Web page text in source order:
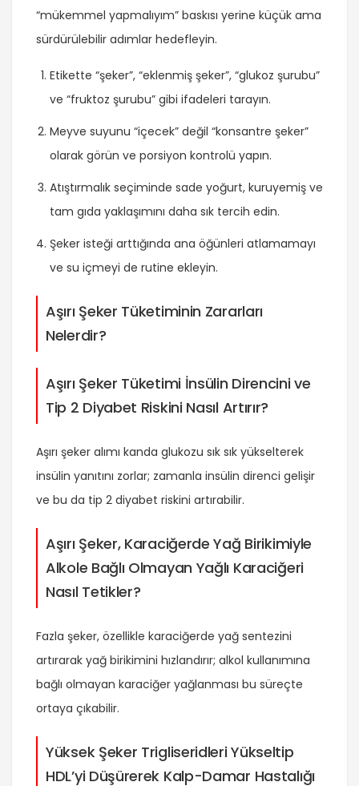
“mükemmel yapmalıyım” baskısı yerine küçük ama
sürdürülebilir adımlar hedefleyin.
Etikette “şeker”, “eklenmiş şeker”, “glukoz şurubu”
ve “fruktoz şurubu” gibi ifadeleri tarayın.
Meyve suyunu “içecek” değil “konsantre şeker”
olarak görün ve porsiyon kontrolü yapın.
Atıştırmalık seçiminde sade yoğurt, kuruyemiş ve
tam gıda yaklaşımını daha sık tercih edin.
Şeker isteği arttığında ana öğünleri atlamamayı
ve su içmeyi de rutine ekleyin.
Aşırı Şeker Tüketiminin Zararları
Nelerdir?
Aşırı Şeker Tüketimi İnsülin Direncini ve
Tip 2 Diyabet Riskini Nasıl Artırır?
Aşırı şeker alımı kanda glukozu sık sık yükselterek
insülin yanıtını zorlar; zamanla insülin direnci gelişir
ve bu da tip 2 diyabet riskini artırabilir.
Aşırı Şeker, Karaciğerde Yağ Birikimiyle
Alkole Bağlı Olmayan Yağlı Karaciğeri
Nasıl Tetikler?
Fazla şeker, özellikle karaciğerde yağ sentezini
artırarak yağ birikimini hızlandırır; alkol kullanımına
bağlı olmayan karaciğer yağlanması bu süreçte
ortaya çıkabilir.
Yüksek Şeker Trigliseridleri Yükseltip
HDL’yi Düşürerek Kalp-Damar Hastalığı